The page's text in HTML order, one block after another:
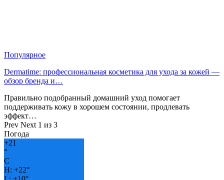
Популярное
Dermatime: профессиональная косметика для ухода за кожей —
обзор бренда и…
Правильно подобранный домашний уход помогает
поддерживать кожу в хорошем состоянии, продлевать
эффект…
Prev Next 1 из 3
Погода
+21
°
C
H: +22°